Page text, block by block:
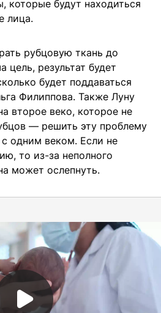
которые будут находиться
лица.
рубцовую ткань до
цель, результат будет
будет поддаваться
Филиппова. Также Луну
второе веко, которое не
— решить эту проблему
одним веком. Если не
то из-за неполного
может ослепнуть.